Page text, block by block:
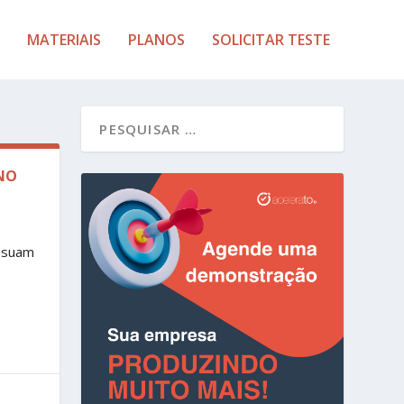
MATERIAIS PLANOS SOLICITAR TESTE